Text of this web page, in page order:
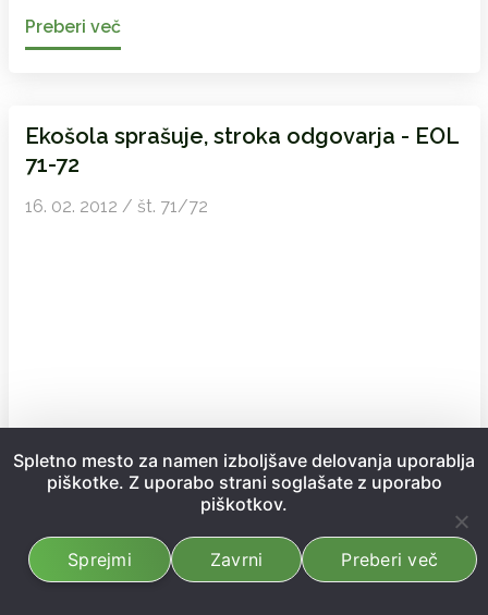
Preberi več
Ekošola sprašuje, stroka odgovarja - EOL
71-72
16. 02. 2012 / št. 71/72
Preberi več
Spletno mesto za namen izboljšave delovanja uporablja
piškotke. Z uporabo strani soglašate z uporabo
piškotkov.
Sprejmi Zavrni Preberi več